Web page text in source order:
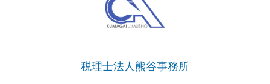
税理士法人熊谷事務所